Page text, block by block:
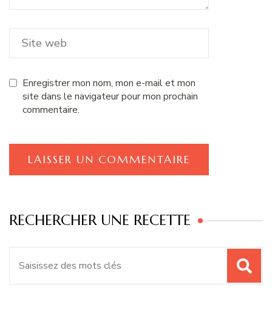
Enregistrer mon nom, mon e-mail et mon
site dans le navigateur pour mon prochain
commentaire.
RECHERCHER UNE RECETTE